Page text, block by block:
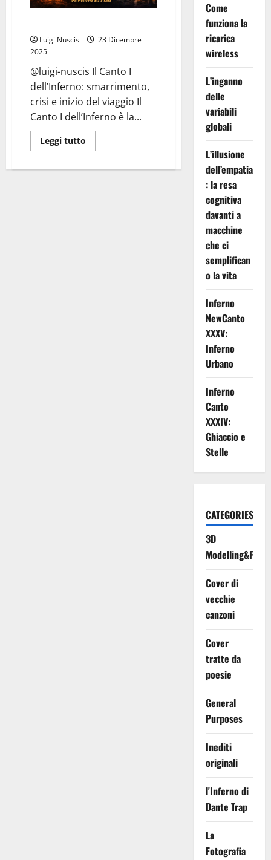
Luigi Nuscis
23 Dicembre
2025
@luigi-nuscis Il Canto I
dell’Inferno: smarrimento,
crisi e inizio del viaggio Il
Canto I dell’Inferno è la...
Leggi tutto
di
Inferno
Come
funziona la
ricarica
wireless
L’inganno
delle
variabili
globali
L’illusione
dell’empatia
: la resa
cognitiva
davanti a
macchine
che ci
semplifican
o la vita
Inferno
NewCanto
XXXV:
Inferno
Urbano
Inferno
Canto
XXXIV:
Ghiaccio e
Stelle
CATEGORIES
3D
Cover di
vecchie
canzoni
Cover
tratte da
poesie
General
Purposes
Inediti
originali
l'Inferno di
Dante Trap
La
Fotografia